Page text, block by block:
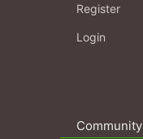
Register
Login
Community